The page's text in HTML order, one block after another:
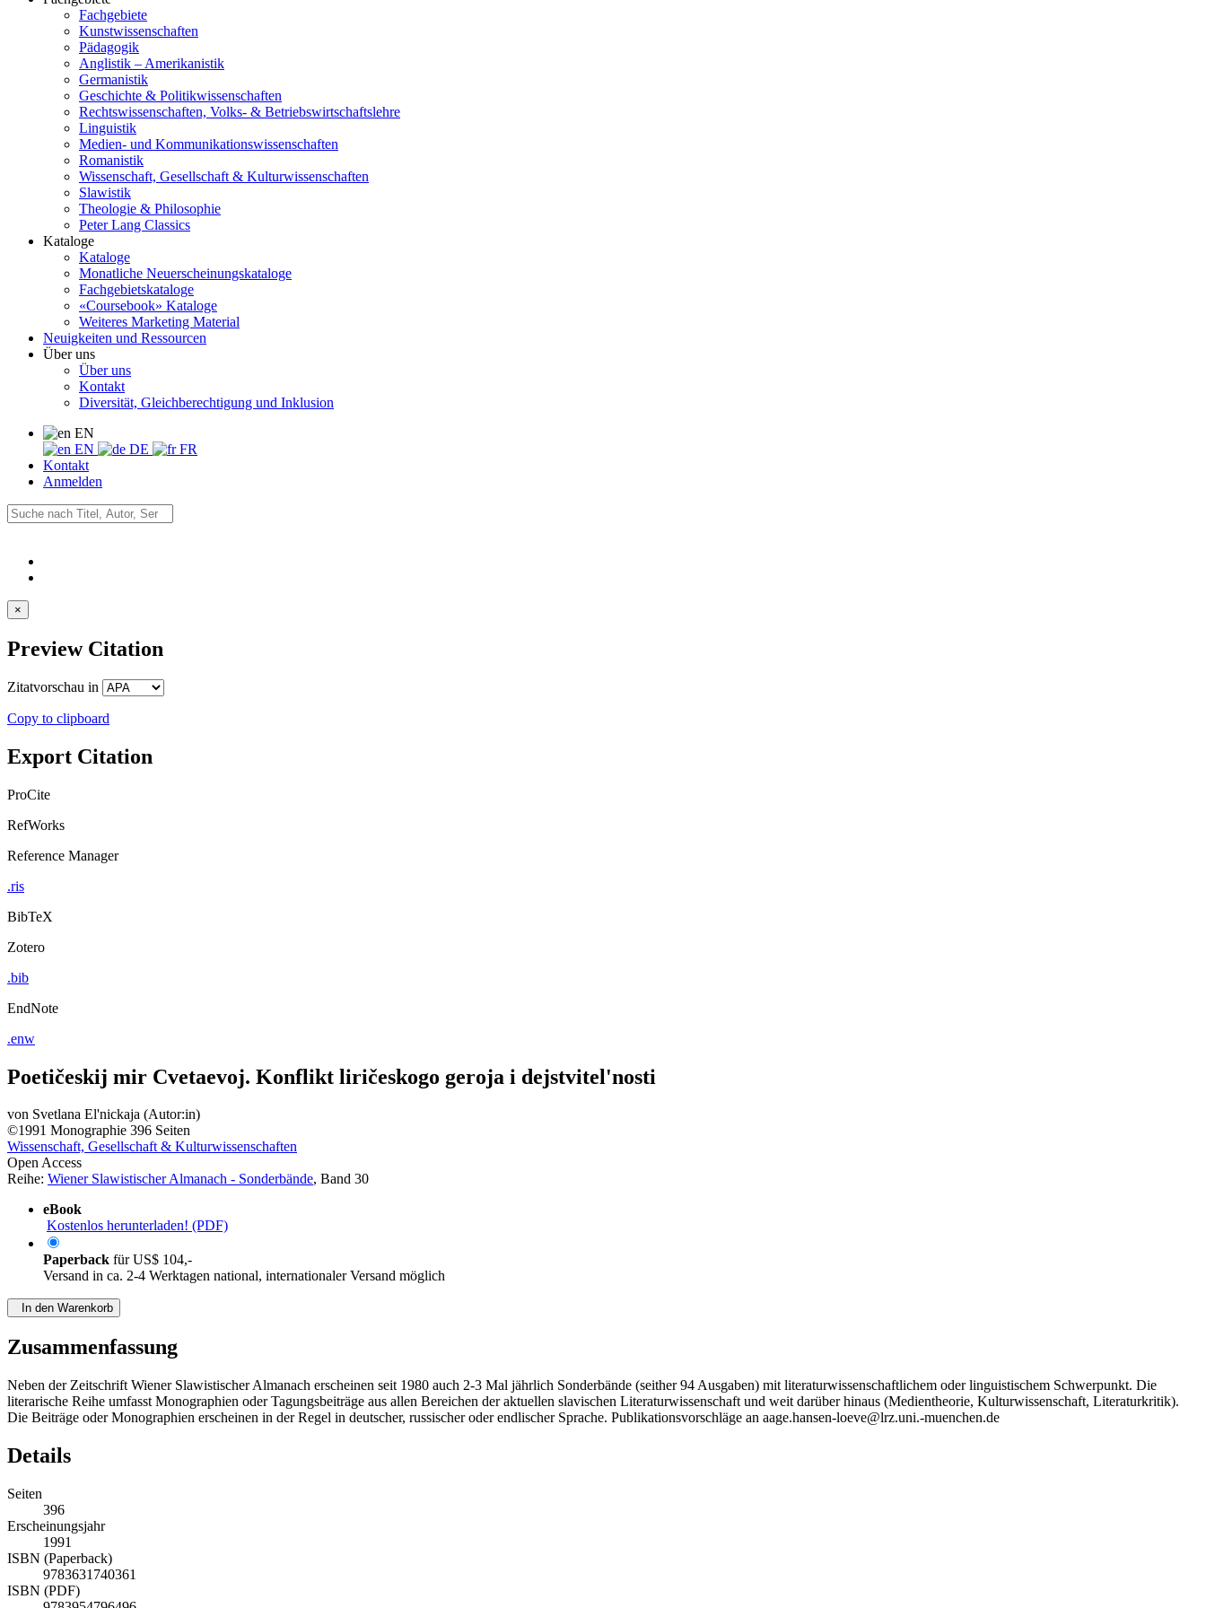
Fachgebiete
Kunstwissenschaften
Pädagogik
Anglistik – Amerikanistik
Germanistik
Geschichte & Politikwissenschaften
Rechtswissenschaften, Volks- & Betriebswirtschaftslehre
Linguistik
Medien- und Kommunikationswissenschaften
Romanistik
Wissenschaft, Gesellschaft & Kulturwissenschaften
Slawistik
Theologie & Philosophie
Peter Lang Classics
Kataloge
Kataloge
Monatliche Neuerscheinungskataloge
Fachgebietskataloge
«Coursebook» Kataloge
Weiteres Marketing Material
Neuigkeiten und Ressourcen
Über uns
Über uns
Kontakt
Diversität, Gleichberechtigung und Inklusion
EN
EN
DE
FR
Kontakt
Anmelden
×
Preview Citation
Zitatvorschau in
Copy to clipboard
Export Citation
ProCite
RefWorks
Reference Manager
.ris
BibTeX
Zotero
.bib
EndNote
.enw
Poetičeskij mir Cvetaevoj. Konflikt liričeskogo geroja i dejstvitel'nosti
von Svetlana El'nickaja (Autor:in)
©1991 Monographie 396 Seiten
Wissenschaft, Gesellschaft & Kulturwissenschaften
Open Access
Reihe: Wiener Slawistischer Almanach - Sonderbände, Band 30
eBook
Kostenlos herunterladen! (PDF)
Paperback fürUS$ 104,-
Versand in ca. 2-4 Werktagen national, internationaler Versand möglich
In den Warenkorb
Zusammenfassung
Neben der Zeitschrift Wiener Slawistischer Almanach erscheinen seit 1980 auch 2-3 Mal jährlich Sonderbände (seither 94 Ausgaben) mit literaturwissenschaftlichem oder linguistischem Schwerpunkt. Die
literarische Reihe umfasst Monographien oder Tagungsbeiträge aus allen Bereichen der aktuellen slavischen Literaturwissenschaft und weit darüber hinaus (Medientheorie, Kulturwissenschaft, Literaturkritik).
Die Beiträge oder Monographien erscheinen in der Regel in deutscher, russischer oder endlischer Sprache. Publikationsvorschläge an aage.hansen-loeve@lrz.uni.-muenchen.de
Details
Seiten
396
Erscheinungsjahr
1991
ISBN (Paperback)
9783631740361
ISBN (PDF)